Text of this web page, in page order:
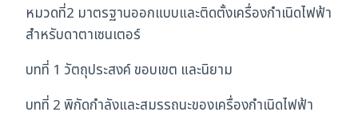
หมวดที่2 มาตรฐานออกแบบและติดตั้งเครื่องกำเนิดไฟฟ้า
สำหรับดาตาเซนเตอร์
บทที่ 1 วัตถุประสงค์ ขอบเขต และนิยาม
บทที่ 2 พิกัดกำลังและสมรรถนะของเครื่องกำเนิดไฟฟ้า